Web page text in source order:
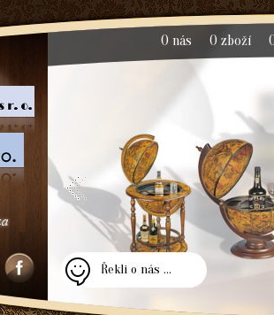
Řekli o nás ...
O nás O zboží